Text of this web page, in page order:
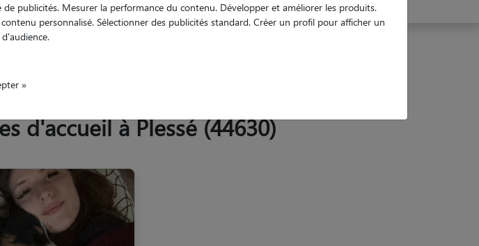
d'accueil à Plessé (44630)
publicités. Mesurer la performance du contenu. Développer et améliorer les produits.
personnalisé. Sélectionner des publicités standard. Créer un profil pour afficher un
»